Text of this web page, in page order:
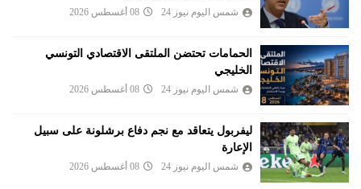
شمس اليوم نيوز 24 08 أغسطس 2026
الحمامات تحتضن الملتقى الاقتصادي التونسي
الخليجي
شمس اليوم نيوز 24 08 أغسطس 2026
ليفربول يتعاقد مع نجم دفاع برشلونة على سبيل
الإعارة
شمس اليوم نيوز 24 08 أغسطس 2026